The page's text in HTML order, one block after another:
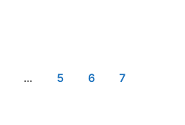
… 5 6
7